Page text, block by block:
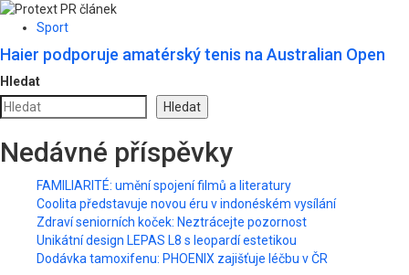
Sport
Haier podporuje amatérský tenis na Australian Open
Hledat
Hledat
Nedávné příspěvky
FAMILIARITÉ: umění spojení filmů a literatury
Coolita představuje novou éru v indonéském vysílání
Zdraví seniorních koček: Neztrácejte pozornost
Unikátní design LEPAS L8 s leopardí estetikou
Dodávka tamoxifenu: PHOENIX zajišťuje léčbu v ČR